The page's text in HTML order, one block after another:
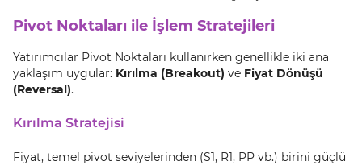
Pivot Noktaları ile İşlem Stratejileri
Yatırımcılar Pivot Noktaları kullanırken genellikle iki ana
yaklaşım uygular: Kırılma (Breakout) ve Fiyat Dönüşü
(Reversal).
Kırılma Stratejisi
Fiyat, temel pivot seviyelerinden (S1, R1, PP vb.) birini güçlü